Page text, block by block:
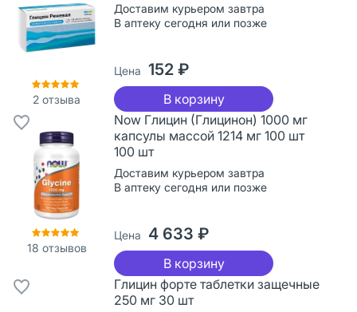
2 отзыва
Доставим курьером завтра
В аптеку сегодня или позже
Цена 152 ₽
В корзину
18 отзывов
Now Глицин (Глицинон) 1000 мг
капсулы массой 1214 мг 100 шт
100 шт
Доставим курьером завтра
В аптеку сегодня или позже
Цена 4 633 ₽
В корзину
Глицин форте таблетки защечные
250 мг 30 шт